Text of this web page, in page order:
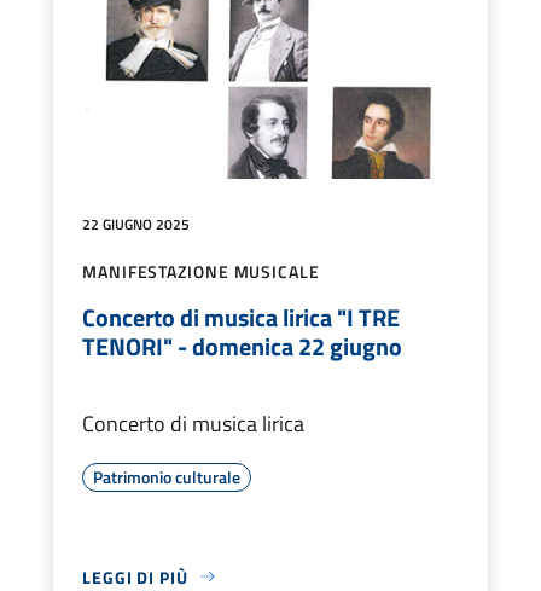
22 GIUGNO 2025
MANIFESTAZIONE MUSICALE
Concerto di musica lirica "I TRE
TENORI" - domenica 22 giugno
Concerto di musica lirica
Patrimonio culturale
LEGGI DI PIÙ